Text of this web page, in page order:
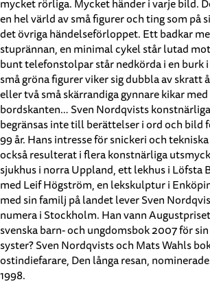
mycket rörliga. Mycket händer i varje bild.
en hel värld av små figurer och ting som på
det övriga händelseförloppet. Ett badkar
stuprännan, en minimal cykel står lutad
bunt telefonstolpar står nedkörda i en burk
små gröna figurer viker sig dubbla av skratt
eller två små skärrandiga gynnare kikar
bordskanten… Sven Nordqvists
begränsas inte till berättelser i ord och bild
99 år. Hans intresse för snickeri och
också resulterat i flera konstnärliga
sjukhus i norra Uppland, ett lekhus i Löfsta
med Leif Högström, en lekskulptur i
med sin familj på landet lever Sven
numera i Stockholm. Han vann
svenska barn- och ungdomsbok 2007 för
syster? Sven Nordqvists och Mats Wahls
ostindiefarare, Den långa resan,
1998.